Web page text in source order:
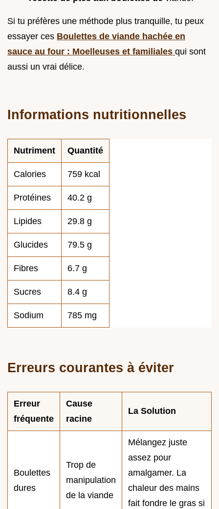
Si tu préfères une méthode plus tranquille, tu peux
essayer ces Boulettes de viande hachée en
sauce au four : Moelleuses et familiales qui sont
aussi un vrai délice.
Informations nutritionnelles
Nutriment Quantité
Calories 759 kcal
Protéines 40.2 g
Lipides 29.8 g
Glucides 79.5 g
Fibres 6.7 g
Sucres 8.4 g
Sodium 785 mg
Erreurs courantes à éviter
Erreur
fréquente
Cause
racine
La Solution
Boulettes
dures
Trop de
manipulation
de la viande
Mélangez juste
assez pour
amalgamer. La
chaleur des mains
fait fondre le gras si